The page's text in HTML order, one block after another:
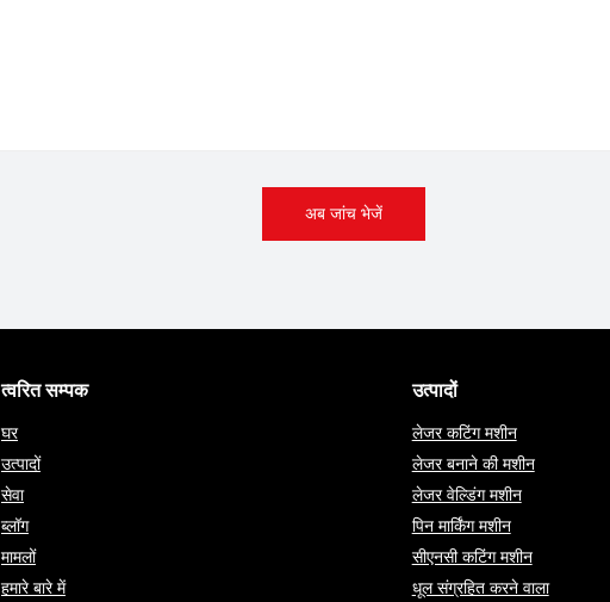
अब जांच भेजें
त्वरित सम्पक
घर
उत्पादों
सेवा
ब्लॉग
मामलों
हमारे बारे में
उत्पादों
लेजर कटिंग मशीन
लेजर बनाने की मशीन
लेजर वेल्डिंग मशीन
पिन मार्किंग मशीन
सीएनसी कटिंग मशीन
धूल संग्रहित करने वाला